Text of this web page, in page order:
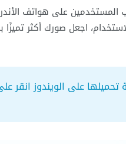
المستخدمين على هواتف
اجعل صورك أكثر تميزًا
على الويندوز انقر